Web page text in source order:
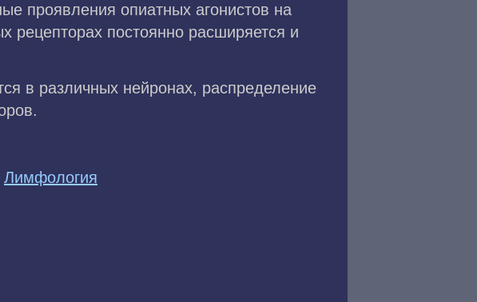
проявления опиатных агонистов на
рецепторах постоянно расширяется и
в различных нейронах, распределение
Лимфология